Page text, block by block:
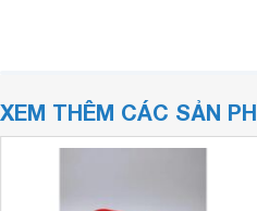
XEM THÊM CÁC SẢN